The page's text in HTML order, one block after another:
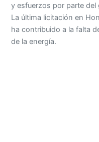
y esfuerzos por parte
La última licitación en
ha contribuido a la falta
de la energía.